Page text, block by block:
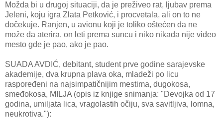
Možda bi u drugoj situaciji, da je preživeo rat, ljubav prema
Jeleni, koju igra Zlata Petković, i procvetala, ali on to ne
dočekuje. Ranjen, u avionu koji je toliko oštećen da ne
može da aterira, on leti prema suncu i niko nikada nije video
mesto gde je pao, ako je pao.
SUADA AVDIĆ, debitant, student prve godine sarajevske
akademije, dva krupna plava oka, mladeži po licu
raspoređeni na najsimpatičnijim mestima, dugokosa,
smeđokosa, MILJA (opis iz knjige snimanja: "Devojka od 17
godina, umiljata lica, vragolastih očiju, sva savitljiva, lomna,
neukrotiva."):